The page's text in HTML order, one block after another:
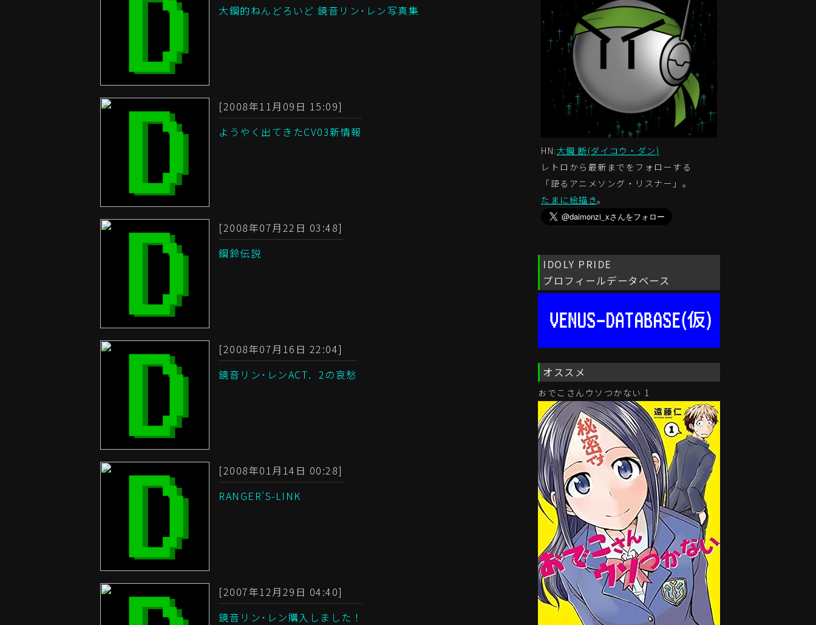
大鋼的ねんどろいど 鏡音リン･レン写真集
[2008年11月09日 15:09]
ようやく出てきたCV03新情報
[2008年07月22日 03:48]
鋼鈴伝説
[2008年07月16日 22:04]
鏡音リン･レンACT．2の哀愁
[2008年01月14日 00:28]
RANGER'S-LINK
[2007年12月29日 04:40]
鏡音リン･レン購入しました！
HN: 大鋼 断(ダイコウ・ダン)
レトロから最新までをフォローする
「語るアニメソング・リスナー」。
たまに絵描き。
IDOLY PRIDE
プロフィールデータベース
オススメ
おでこさんウソつかない 1